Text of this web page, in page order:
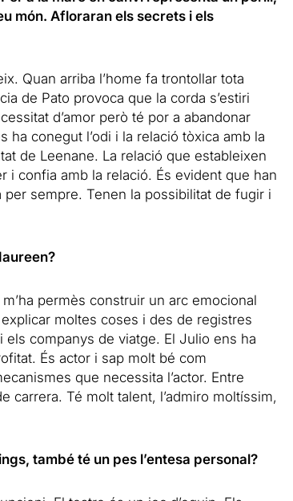
món. Afloraran els secrets i els
Quan arriba l’home fa trontollar tota
de Pato provoca que la corda s’estiri
d’amor però té por a abandonar
ha conegut l’odi i la relació tòxica amb la
de Leenane. La relació que estableixen
i confia amb la relació. És evident que han
sempre. Tenen la possibilitat de fugir i
permès construir un arc emocional
moltes coses i des de registres
companys de viatge. El Julio ens ha
És actor i sap molt bé com
que necessita l’actor. Entre
carrera. Té molt talent, l’admiro moltíssim,
també té un pes l’entesa personal?